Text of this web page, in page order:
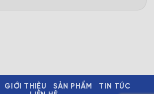
GIỚI THIỆU SẢN PHẨM
TIN TỨC